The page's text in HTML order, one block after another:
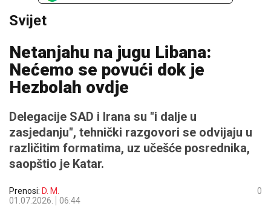
Svijet
Netanjahu na jugu Libana:
Nećemo se povući dok je
Hezbolah ovdje
Delegacije SAD i Irana su "i dalje u
zasjedanju", tehnički razgovori se odvijaju u
različitim formatima, uz učešće posrednika,
saopštio je Katar.
Prenosi: D. M.
01.07.2026.
06:44
0